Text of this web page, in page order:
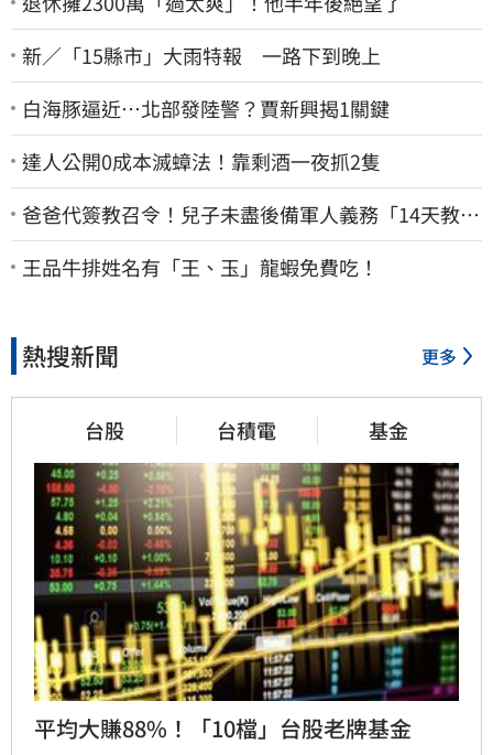
新／「15縣市」大雨特報 一路下到晚上
白海豚逼近…北部發陸警？賈新興揭1關鍵
達人公開0成本滅蟑法！靠剩酒一夜抓2隻
爸爸代簽教召令！兒子未盡後備軍人義務「14天教召
不去」換3個月刑期
王品牛排姓名有「王、玉」龍蝦免費吃！
熱搜新聞 更多
台股 台積電 基金
平均大賺88%！「10檔」台股老牌基金